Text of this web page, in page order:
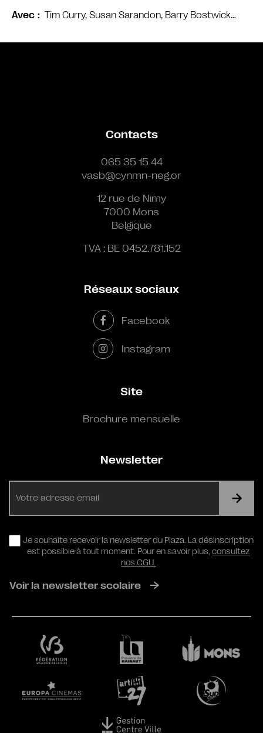
Avec Tim Curry, Susan Sarandon, Barry Bostwick…
Contacts
065 35 15 44
vasb@cynmn-neg.or
12 rue de Nimy
7000 Mons
Belgique
TVA : BE 0452.781.152
Réseaux sociaux
Facebook
Instagram
Site
Brochure mensuelle
Newsletter
RGPD
Je souhaite recevoir la newsletter du Plaza. La désinscription
est possible à tout moment. Pour en savoir plus,consultez
nos CGU.
Voir la newsletter scolaire